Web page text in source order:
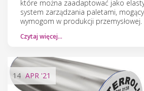
które można zaadaptować jako
system zarządzania paletami,
wymogom w produkcji przemysłowej.
Czytaj więcej…
14 APR '21